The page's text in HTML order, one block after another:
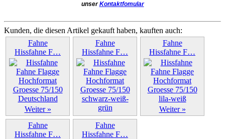
unserKontaktfomular
Kunden, die diesen Artikel gekauft haben, kauften auch:
Fahne
Hissfahne F…
Weiter »
Fahne
Hissfahne F…
Weiter »
Fahne
Hissfahne F…
Weiter »
Fahne
Hissfahne F…
Fahne
Hissfahne F…